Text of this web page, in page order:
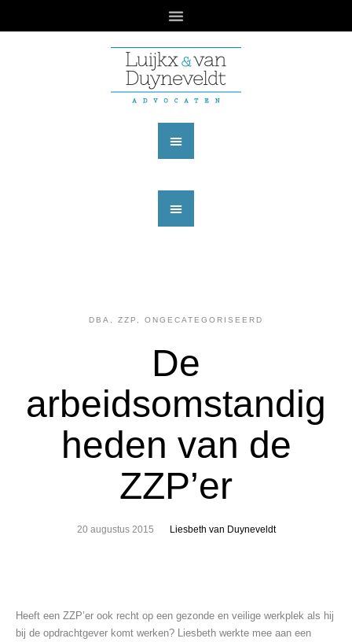
DBA, ZZP ONGECATEGORISEERD
De
arbeidsomstandig
heden van de
ZZP’er
20 augustus 2015 Liesbeth van Duyneveldt
Heeft een ZZP’er ook recht op een gezonde en veilige werkplek als hij
bij de opdrachtgever komt werken? Liesbeth werkte mee aan een